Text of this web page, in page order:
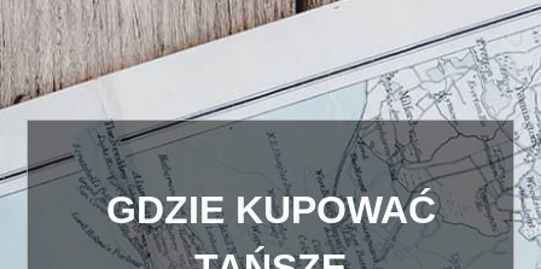
GDZIE KUPOWAĆ